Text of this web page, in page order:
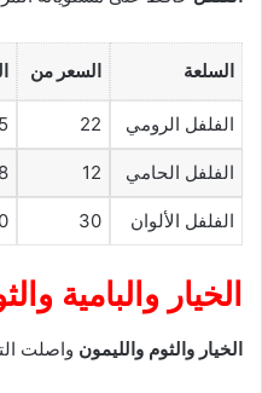
السلعة السعر من
الفلفل الرومي 22
الفلفل الحامي 12
الفلفل الألوان 30
الخيار والبامية
الخيار والثوم والليمون واصلت